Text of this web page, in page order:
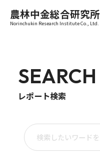
農林中金総合研究所
Norinchukin Research Institute Co., Ltd.
SEARCH
レポート検索